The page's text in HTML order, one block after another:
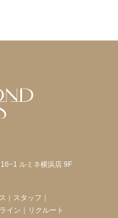
ルミネ横浜店 9F
スタッフ
イン リクルート